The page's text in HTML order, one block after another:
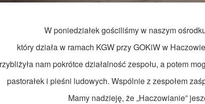
W poniedziałek gościliśmy w naszym
który działa w ramach KGW przy GOKiW w
nam pokrótce działalność zespołu, a potem
pastorałek i pieśni ludowych. Wspólnie z zespołem
Mamy nadzieję, że „Haczowianie”